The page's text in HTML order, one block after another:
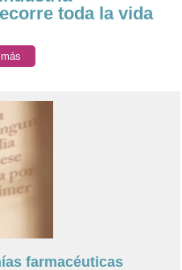
toda la vida
farmacéuticas